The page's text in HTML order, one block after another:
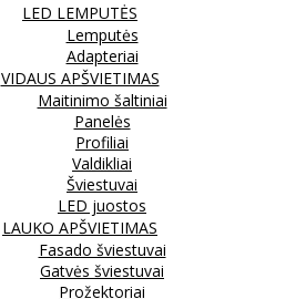
LED LEMPUTĖS
Lemputės
Adapteriai
VIDAUS APŠVIETIMAS
Maitinimo šaltiniai
Panelės
Profiliai
Valdikliai
Šviestuvai
LED juostos
LAUKO APŠVIETIMAS
Fasado šviestuvai
Gatvės šviestuvai
Prožektoriai